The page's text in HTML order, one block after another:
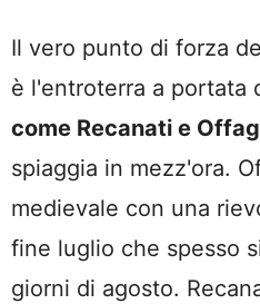
Il vero punto di forza
è l'entroterra a portata
come Recanati e
spiaggia in mezz'ora.
medievale con una
fine luglio che spesso
giorni di agosto.